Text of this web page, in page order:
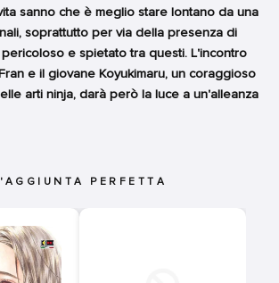
sanno che è meglio stare lontano da una
soprattutto per via della presenza di
e spietato tra questi. L'incontro
e il giovane Koyukimaru, un coraggioso
arti ninja, darà però la luce a un'alleanza
PERFETTA